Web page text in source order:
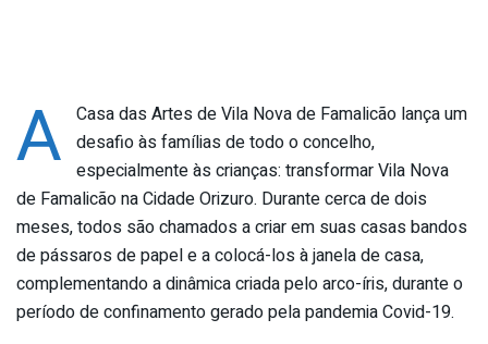
A Casa das Artes de Vila Nova de Famalicão lança um
desafio às famílias de todo o concelho,
especialmente às crianças: transformar Vila Nova
de Famalicão na Cidade Orizuro. Durante cerca de dois
meses, todos são chamados a criar em suas casas bandos
de pássaros de papel e a colocá-los à janela de casa,
complementando a dinâmica criada pelo arco-íris, durante o
período de confinamento gerado pela pandemia Covid-19.